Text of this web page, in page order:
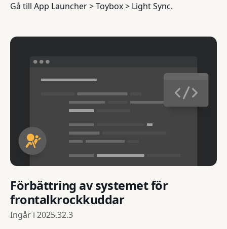
Gå till App Launcher > Toybox > Light Sync.
Förbättring av systemet för
frontalkrockkuddar
Ingår i 2025.32.3